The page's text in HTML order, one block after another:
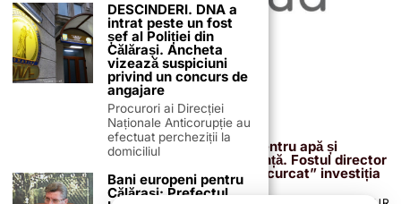
13 februarie 2026
Proiectul de 400 de milioane de euro pentru apă și
canalizare, confirmat definitiv de instanță. Fostul director
reacționează după acuzațiile că ar fi „încurcat” investiția
DESCINDERI. DNA a
intrat peste un fost
șef al Poliției din
Călărași. Ancheta
vizează suspiciuni
privind un concurs de
angajare
Procurori ai Direcției
Naționale Anticorupție au
efectuat percheziții la
domiciliul
Bani europeni pentru
Călărași: Prefectul